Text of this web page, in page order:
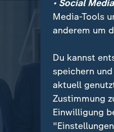
• Social
Media-Tools
anderem um
Du kannst
speichern
aktuell
Zustimmung
Einwilligung